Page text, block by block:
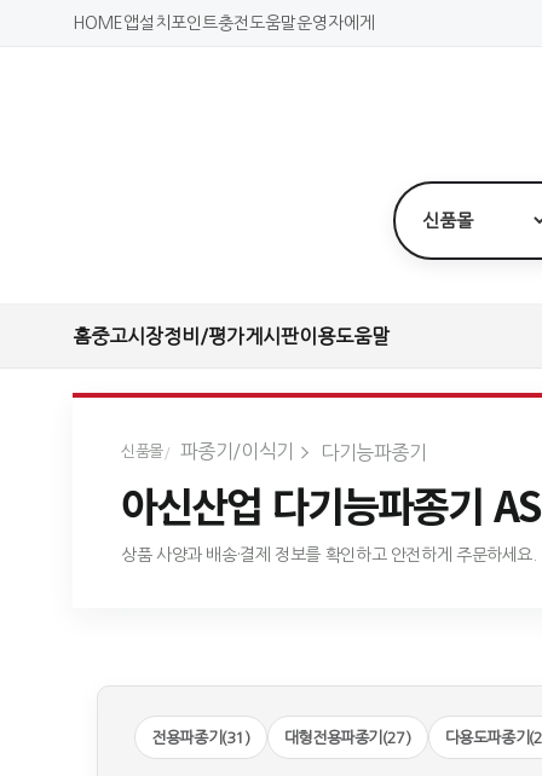
HOME 앱설치 포인트충전도움말운영자에게
홈중고시장정비/평가게시판이용도움말
신품몰 파종기/이식기 다기능파종기
아신산업 다기능파종기
상품 사양과 배송·결제 정보를 확인하고 안전하게 주문하세요.
전용파종기(31) 대형전용파종기(27) 다용도파종기